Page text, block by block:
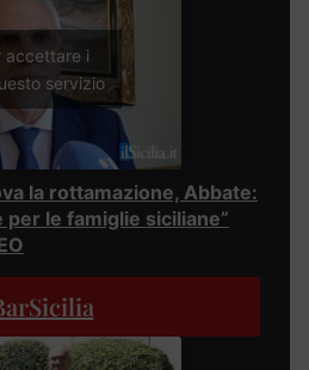
accettare i
servizio
la rottamazione, Abbate:
le famiglie siciliane”